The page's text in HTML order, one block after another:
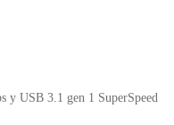
y USB 3.1 gen 1 SuperSpeed